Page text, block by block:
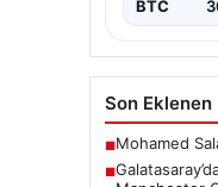
BTC
Son
■Mohamed
■